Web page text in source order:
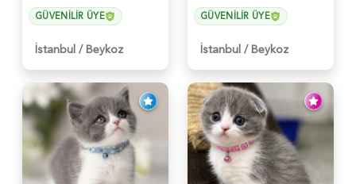
GÜVENILIR ÜYE
İstanbul / Beykoz
GÜVENILIR ÜYE
İstanbul / Beykoz